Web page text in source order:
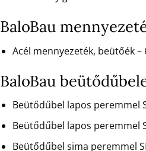
BaloBau
Acél mennyezeték, beütőék
BaloBau
Beütődűbel lapos peremmel
Beütődűbel lapos peremmel
Beütődűbel sima peremmel